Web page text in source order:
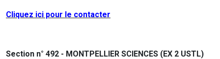
Cliquez ici pour le contacter
Section n° 492 - MONTPELLIER SCIENCES (EX 2 USTL)